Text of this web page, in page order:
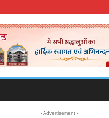
- Advertisement -